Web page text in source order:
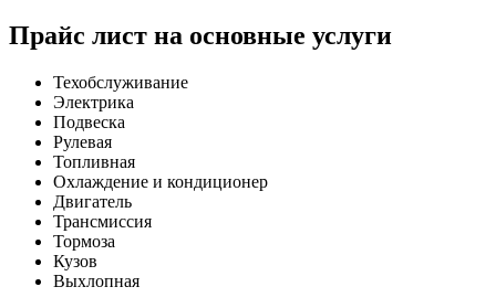
Прайс лист на основные услуги
Техобслуживание
Электрика
Подвеска
Рулевая
Топливная
Охлаждение и кондиционер
Двигатель
Трансмиссия
Тормоза
Кузов
Выхлопная